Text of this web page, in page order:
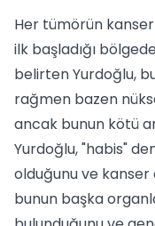
Her tümörün kanser
ilk başladığı
belirten Yurdoğlu,
rağmen bazen
ancak bunun kötü
Yurdoğlu, "habis"
olduğunu ve kanser
bunun başka